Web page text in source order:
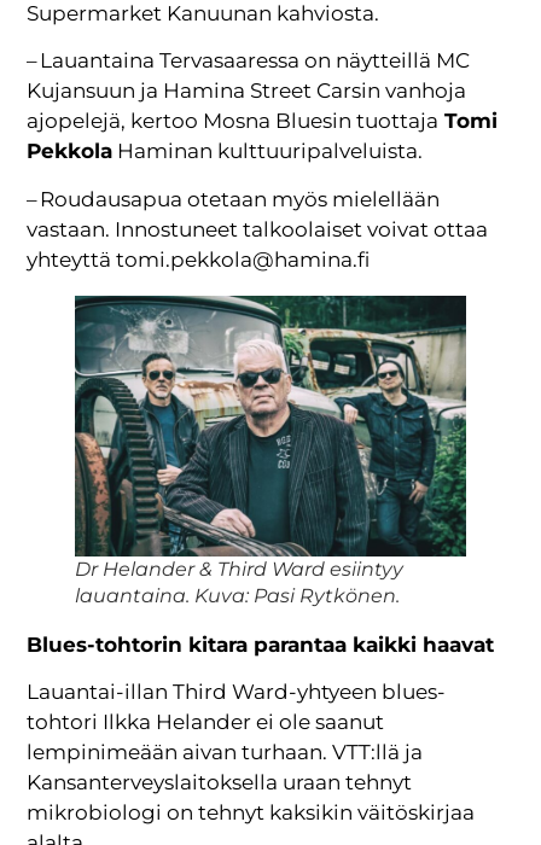
Supermarket Kanuunan kahviosta.
– Lauantaina Tervasaaressa on näytteillä MC
Kujansuun ja Hamina Street Carsin vanhoja
ajopelejä, kertoo Mosna Bluesin tuottaja Tomi
Pekkola Haminan kulttuuripalveluista.
– Roudausapua otetaan myös mielellään
vastaan. Innostuneet talkoolaiset voivat ottaa
yhteyttä tomi.pekkola@hamina.fi
Dr Helander & Third Ward esiintyy
lauantaina. Kuva: Pasi Rytkönen.
Blues-tohtorin kitara parantaa kaikki haavat
Lauantai-illan Third Ward-yhtyeen blues-
tohtori Ilkka Helander ei ole saanut
lempinimeään aivan turhaan. VTT:llä ja
Kansanterveyslaitoksella uraan tehnyt
mikrobiologi on tehnyt kaksikin väitöskirjaa